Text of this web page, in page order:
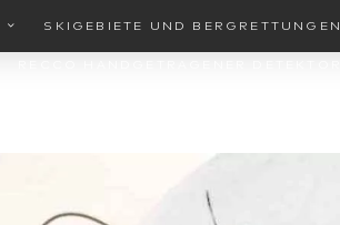
SKIGEBIETE UND BERGRETTUNGEN